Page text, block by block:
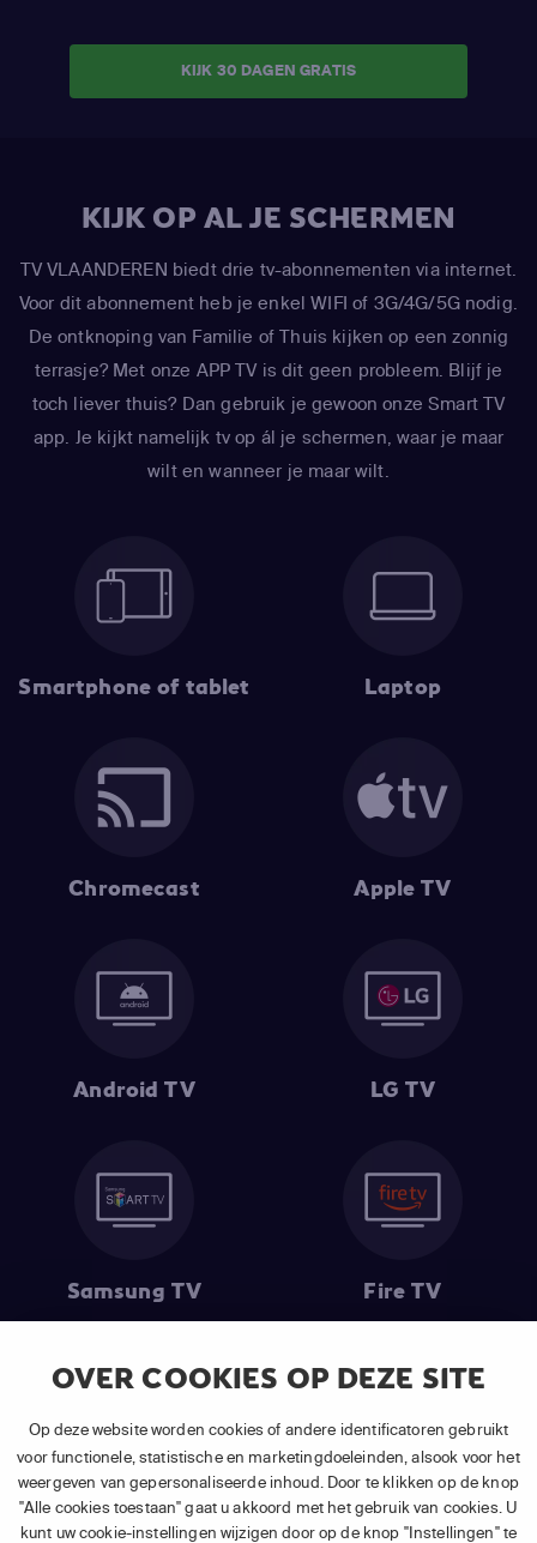
OVER COOKIES OP DEZE SITE
Op deze website worden cookies of andere identificatoren gebruikt
voor functionele, statistische en marketingdoeleinden, alsook voor het
weergeven van gepersonaliseerde inhoud. Door te klikken op de knop
"Alle cookies toestaan" gaat u akkoord met het gebruik van cookies. U
kunt uw cookie-instellingen wijzigen door op de knop "Instellingen" te
KIJK 30 DAGEN GRATIS
KIJK OP AL JE SCHERMEN
TV VLAANDEREN biedt drie tv-abonnementen via internet.
Voor dit abonnement heb je enkel WIFI of 3G/4G/5G nodig.
De ontknoping van Familie of Thuis kijken op een zonnig
terrasje? Met onze APP TV is dit geen probleem. Blijf je
toch liever thuis? Dan gebruik je gewoon onze Smart TV
app. Je kijkt namelijk tv op ál je schermen, waar je maar
wilt en wanneer je maar wilt.
Smartphone of tablet Laptop
Chromecast Apple TV
Android TV LG TV
Samsung TV Fire TV
(1) De eerste 30 dagen gratis: Geldig op alle nieuwe abonnementen
van APP TV Light, Basic of Plus.
(2) Prijs abonnement : Incl. BTW.
(3) Restart & Replayis beschikbaar voorvolgende zendersafhankelijk
van je gekozen pakket.